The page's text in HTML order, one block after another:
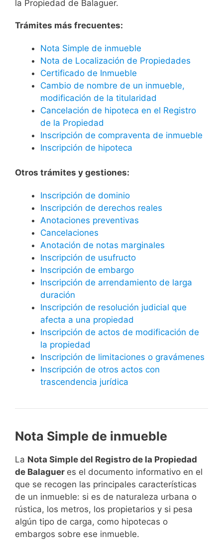
la Propiedad de Balaguer.
Trámites más frecuentes:
Nota Simple de inmueble
Nota de Localización de Propiedades
Certificado de Inmueble
Cambio de nombre de un inmueble,
modificación de la titularidad
Cancelación de hipoteca en el Registro
de la Propiedad
Inscripción de compraventa de inmueble
Inscripción de hipoteca
Otros trámites y gestiones:
Inscripción de dominio
Inscripción de derechos reales
Anotaciones preventivas
Cancelaciones
Anotación de notas marginales
Inscripción de usufructo
Inscripción de embargo
Inscripción de arrendamiento de larga
duración
Inscripción de resolución judicial que
afecta a una propiedad
Inscripción de actos de modificación de
la propiedad
Inscripción de limitaciones o gravámenes
Inscripción de otros actos con
trascendencia jurídica
Nota Simple de inmueble
La Nota Simple del Registro de la Propiedad
de Balaguer es el documento informativo en el
que se recogen las principales características
de un inmueble: si es de naturaleza urbana o
rústica, los metros, los propietarios y si pesa
algún tipo de carga, como hipotecas o
embargos sobre ese inmueble.